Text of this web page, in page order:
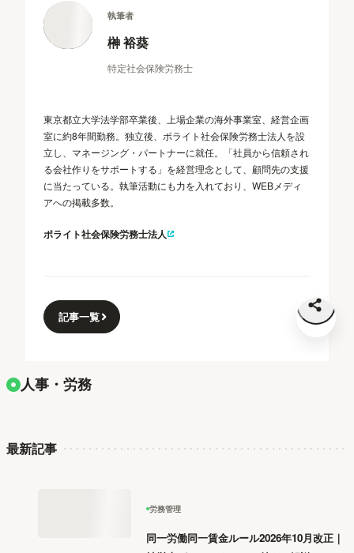
執筆者
榊 裕葵
特定社会保険労務士
東京都立大学法学部卒業後、上場企業の海外事業室、経営企画
室に約8年間勤務。独立後、ポライト社会保険労務士法人を設
立し、マネージング・パートナーに就任。「社員から信頼され
る会社作りをサポートする」を経営理念として、顧問先の支援
に当たっている。執筆活動にも力を入れており、WEBメディ
アへの掲載多数。
ポライト社会保険労務士法人
記事一覧
人事・労務
最新記事
労務管理
同一労働同一賃金ルール2026年10月改正｜